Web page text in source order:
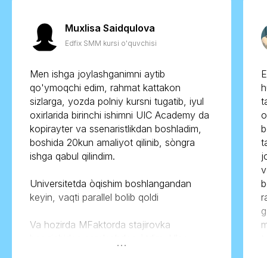
Muxlisa Saidqulova
Edfix SMM kursi o'quvchisi
Men ishga joylashganimni aytib
qo'ymoqchi edim, rahmat kattakon
sizlarga, yozda polniy kursni tugatib, iyul
oxirlarida birinchi ishimni UIC Academy da
kopirayter va ssenaristlikdan boshladim,
boshida 20kun amaliyot qilinib, sòngra
ishga qabul qilindim.
Universitetda òqishim boshlangandan
keyin, vaqti parallel bolib qoldi
Va hozirda MFaktorda stajirovka